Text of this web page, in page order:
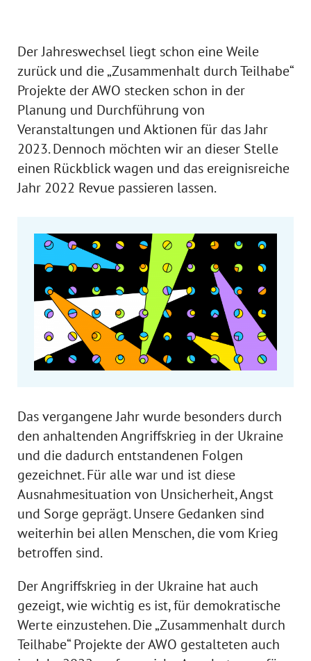
Der Jahreswechsel liegt schon eine Weile
zurück und die „Zusammenhalt durch Teilhabe“
Projekte der AWO stecken schon in der
Planung und Durchführung von
Veranstaltungen und Aktionen für das Jahr
2023. Dennoch möchten wir an dieser Stelle
einen Rückblick wagen und das ereignisreiche
Jahr 2022 Revue passieren lassen.
Das vergangene Jahr wurde besonders durch
den anhaltenden Angriffskrieg in der Ukraine
und die dadurch entstandenen Folgen
gezeichnet. Für alle war und ist diese
Ausnahmesituation von Unsicherheit, Angst
und Sorge geprägt. Unsere Gedanken sind
weiterhin bei allen Menschen, die vom Krieg
betroffen sind.
Der Angriffskrieg in der Ukraine hat auch
gezeigt, wie wichtig es ist, für demokratische
Werte einzustehen. Die „Zusammenhalt durch
Teilhabe“ Projekte der AWO gestalteten auch